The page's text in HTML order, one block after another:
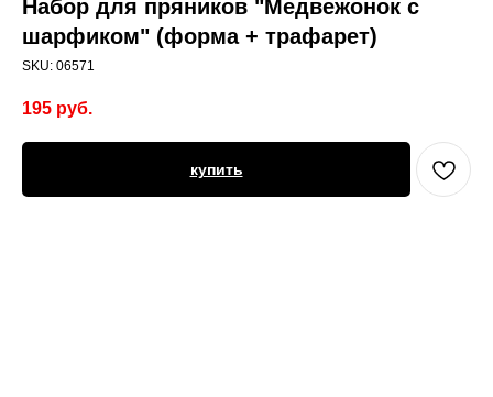
Набор для пряников "Медвежонок с
шарфиком" (форма + трафарет)
SKU: 06571
195 руб.
купить